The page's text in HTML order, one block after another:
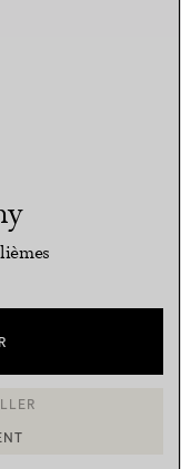
PRENDRE RENDEZ-